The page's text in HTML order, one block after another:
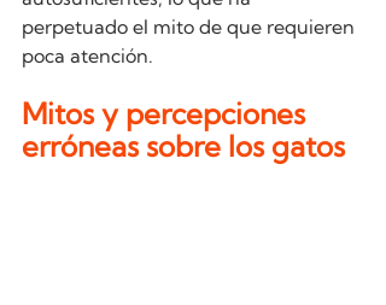
perpetuado el mito de que requieren
poca atención.
Mitos y percepciones
erróneas sobre los gatos